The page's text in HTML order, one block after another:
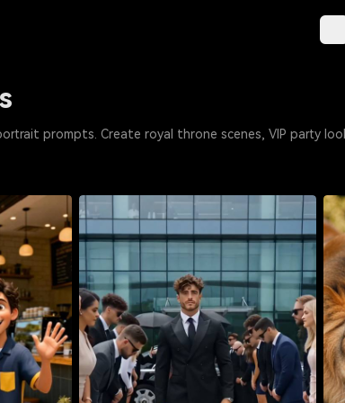
prompts. Create royal throne scenes, VIP party